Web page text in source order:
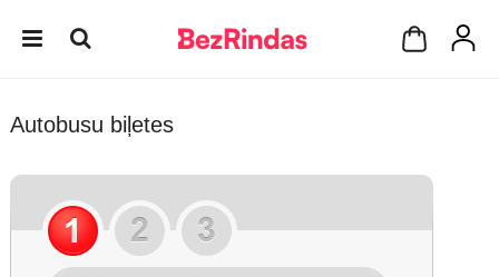
Autobusu biļetes